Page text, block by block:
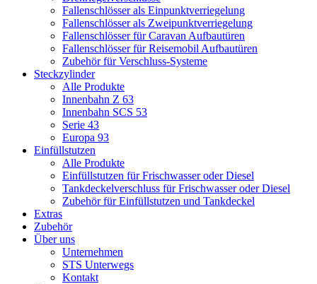
Fallenschlösser als Einpunktverriegelung
Fallenschlösser als Zweipunktverriegelung
Fallenschlösser für Caravan Aufbautüren
Fallenschlösser für Reisemobil Aufbautüren
Zubehör für Verschluss-Systeme
Steckzylinder
Alle Produkte
Innenbahn Z 63
Innenbahn SCS 53
Serie 43
Europa 93
Einfüllstutzen
Alle Produkte
Einfüllstutzen für Frischwasser oder Diesel
Tankdeckelverschluss für Frischwasser oder Diesel
Zubehör für Einfüllstutzen und Tankdeckel
Extras
Zubehör
Über uns
Unternehmen
STS Unterwegs
Kontakt